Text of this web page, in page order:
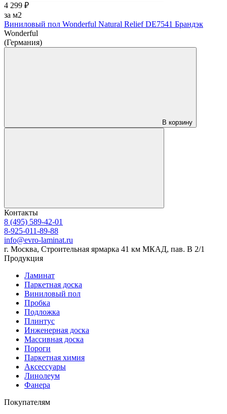
4 299 ₽
за м2
Виниловый пол Wonderful Natural Relief DE7541 Брандэк
Wonderful
(Германия)
В корзину
Контакты
8 (495) 589-42-01
8-925-011-89-88
info@evro-laminat.ru
г. Москва, Строительная ярмарка 41 км МКАД, пав. В 2/1
Продукция
Ламинат
Паркетная доска
Виниловый пол
Пробка
Подложка
Плинтус
Инженерная доска
Массивная доска
Пороги
Паркетная химия
Аксессуары
Линолеум
Фанера
Покупателям